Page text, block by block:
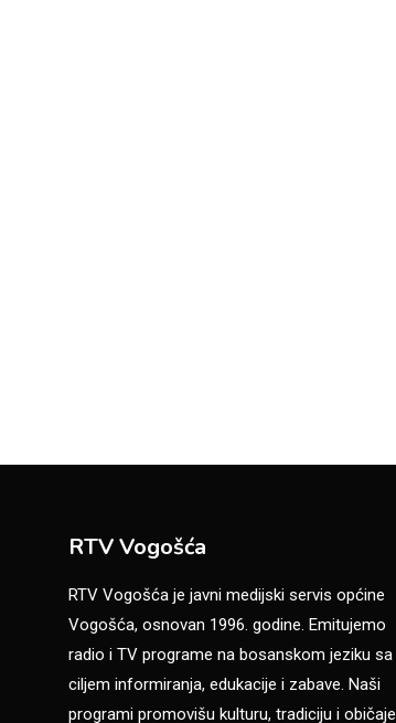
RTV Vogošća
RTV Vogošća je javni medijski servis općine
Vogošća, osnovan 1996. godine. Emitujemo
radio i TV programe na bosanskom jeziku sa
ciljem informiranja, edukacije i zabave. Naši
programi promovišu kulturu, tradiciju i običaje